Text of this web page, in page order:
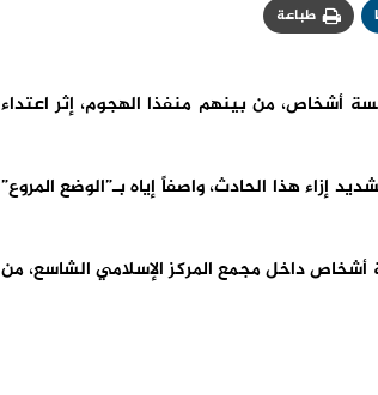
طباعة
أشخاص، من بينهم منفذا الهجوم، إثر اعتداء
هذا الحادث، واصفاً إياه بـ”الوضع المروع”
داخل مجمع المركز الإسلامي الشاسع، من